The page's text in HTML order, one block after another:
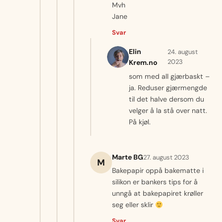
Mvh
Jane
Svar
Elin
Krem.no
24. august
2023
som med all gjærbaskt –
ja. Reduser gjærmengde
til det halve dersom du
velger å la stå over natt.
På kjøl.
M Marte BG27. august 2023
Bakepapir oppå bakematte i
silikon er bankers tips for å
unngå at bakepapiret krøller
seg eller sklir